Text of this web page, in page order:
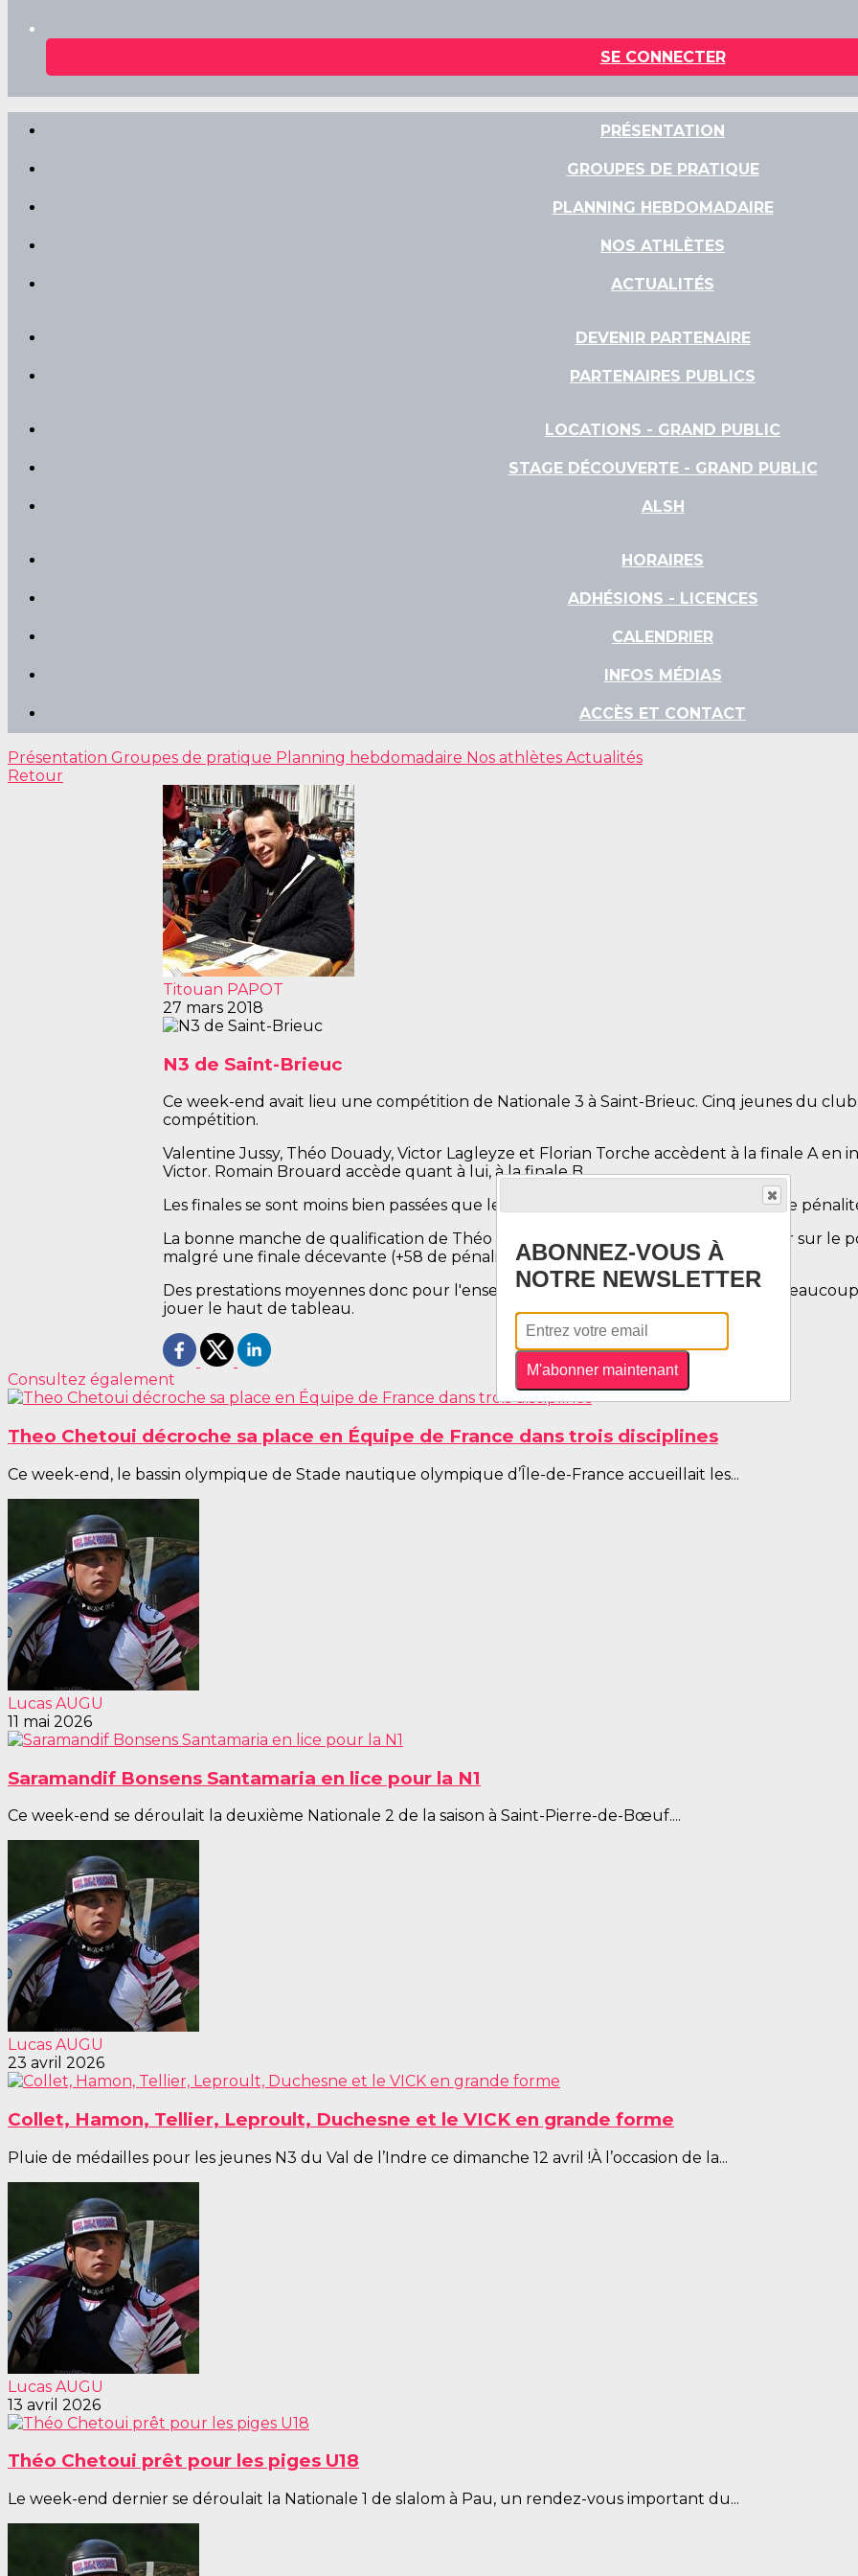
SE CONNECTER
PRÉSENTATION
GROUPES DE PRATIQUE
PLANNING HEBDOMADAIRE
NOS ATHLÈTES
ACTUALITÉS
DEVENIR PARTENAIRE
PARTENAIRES PUBLICS
LOCATIONS - GRAND PUBLIC
STAGE DÉCOUVERTE - GRAND PUBLIC
ALSH
HORAIRES
ADHÉSIONS - LICENCES
CALENDRIER
INFOS MÉDIAS
ACCÈS ET CONTACT
Présentation Groupes de pratique Planning hebdomadaire Nos athlètes Actualités
Retour
Titouan PAPOT
27 mars 2018
N3 de Saint-Brieuc
Ce week-end avait lieu une compétition de Nationale 3 à Saint-Brieuc. Cinq jeunes du
compétition.
Valentine Jussy, Théo Douady, Victor Lagleyze et Florian Torche accèdent à la finale A en
Victor. Romain Brouard accède quant à lui, à la finale B.
Les finales se sont moins bien passées que les qualifications avec beaucoup trop de
La bonne manche de qualification de Théo et Victor en C2 leur permet de monter sur le
malgré une finale décevante (+58 de pénalités).
Des prestations moyennes donc pour l'ensemble des compétiteurs avec encore
jouer le haut de tableau.
Consultez également
Theo Chetoui décroche sa place en Équipe de France dans trois disciplines
Ce week-end, le bassin olympique de Stade nautique olympique d’Île-de-France accueillait les...
Lucas AUGU
11 mai 2026
Saramandif Bonsens Santamaria en lice pour la N1
Ce week-end se déroulait la deuxième Nationale 2 de la saison à Saint-Pierre-de-Bœuf....
Lucas AUGU
23 avril 2026
Collet, Hamon, Tellier, Leproult, Duchesne et le VICK en grande forme
Pluie de médailles pour les jeunes N3 du Val de l’Indre ce dimanche 12 avril !À l’occasion de la...
Lucas AUGU
13 avril 2026
Théo Chetoui prêt pour les piges U18
Le week-end dernier se déroulait la Nationale 1 de slalom à Pau, un rendez-vous important du...
ABONNEZ-VOUS À
NOTRE NEWSLETTER
M'abonner maintenant